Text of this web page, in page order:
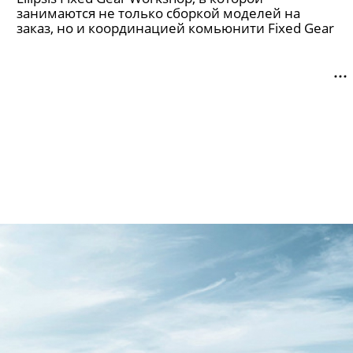
занимаются не только сборкой моделей на
заказ, но и координацией комьюнити Fixed Gear